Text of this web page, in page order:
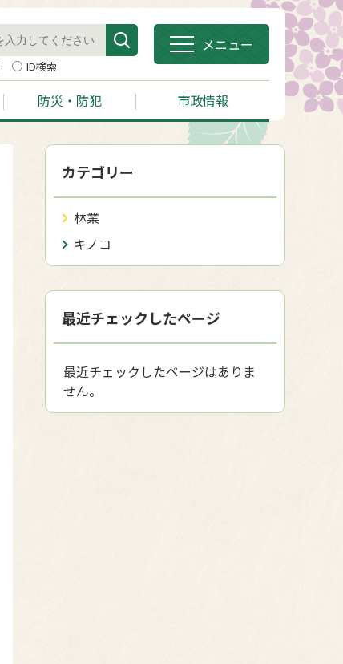
ID検索
メニュー
防災・防犯 市政情報
カテゴリー
林業
キノコ
最近チェックしたページ
最近チェックしたページはありま
せん。